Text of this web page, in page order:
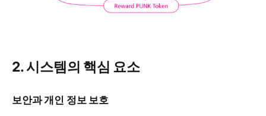
2. 시스템의 핵심 요소
보안과 개인 정보 보호